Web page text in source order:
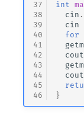
37
38
39
40
41
42
43
44
45
46
int
cin .
cin
for
cout
cout
}